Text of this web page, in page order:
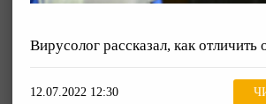
Вирусолог рассказал, как отличить
12.07.2022 12:30